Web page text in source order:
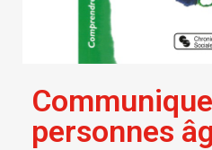
personnes